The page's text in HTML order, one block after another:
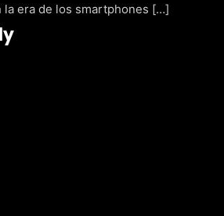
la era de los smartphones […]